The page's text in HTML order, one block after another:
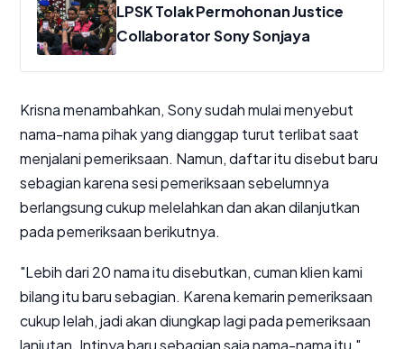
LPSK Tolak Permohonan Justice
Collaborator Sony Sonjaya
Krisna menambahkan, Sony sudah mulai menyebut
nama-nama pihak yang dianggap turut terlibat saat
menjalani pemeriksaan. Namun, daftar itu disebut baru
sebagian karena sesi pemeriksaan sebelumnya
berlangsung cukup melelahkan dan akan dilanjutkan
pada pemeriksaan berikutnya.
"Lebih dari 20 nama itu disebutkan, cuman klien kami
bilang itu baru sebagian. Karena kemarin pemeriksaan
cukup lelah, jadi akan diungkap lagi pada pemeriksaan
lanjutan. Intinya baru sebagian saja nama-nama itu,"